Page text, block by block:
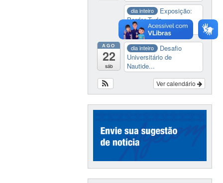
dia inteiro
Exposição:
Perder Tudo.
Novament...
AGO
22
sáb
dia inteiro
Desafio
Universitário de
Nautide...
Ver calendário